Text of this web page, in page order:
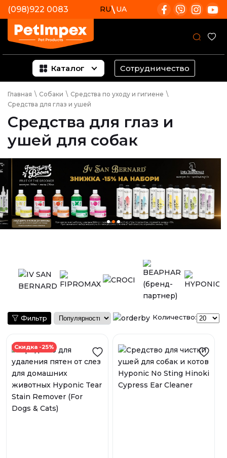
(098)922 0083 RU UA
Каталог Сотрудничество
Главная \ Собаки \ Средства по уходу и гигиене \
Средства для глаз и ушей
Средства для глаз и
ушей для собак
Фильтр Количество:
Скидка -25%